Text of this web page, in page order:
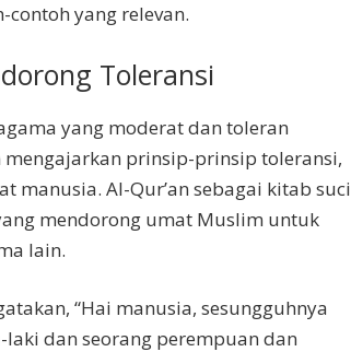
yang relevan.
Toleransi
yang moderat dan toleran
prinsip-prinsip toleransi,
manusia. Al-Qur’an sebagai kitab suci
mendorong umat Muslim untuk
lain.
“Hai manusia, sesungguhnya
dan seorang perempuan dan